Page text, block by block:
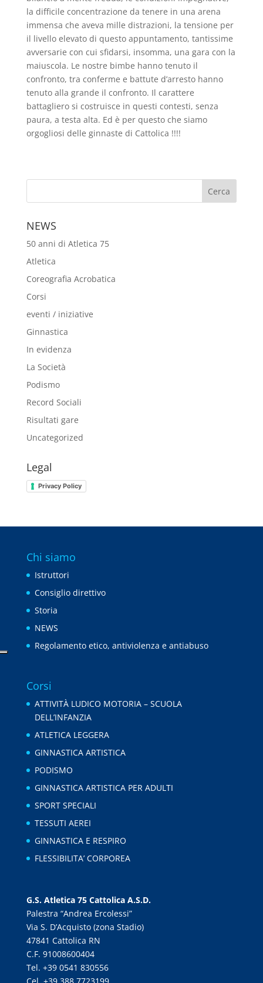
la difficile concentrazione da tenere in una arena
immensa che aveva mille distrazioni, la tensione per
il livello elevato di questo appuntamento, tantissime
avversarie con cui sfidarsi, insomma, una gara con la
maiuscola. Le nostre bimbe hanno tenuto il
confronto, tra conferme e battute d’arresto hanno
tenuto alla grande il confronto. Il carattere
battagliero si costruisce in questi contesti, senza
paura, a testa alta. Ed è per questo che siamo
orgogliosi delle ginnaste di Cattolica !!!!
NEWS
50 anni di Atletica 75
Atletica
Coreografia Acrobatica
Corsi
eventi / iniziative
Ginnastica
In evidenza
La Società
Podismo
Record Sociali
Risultati gare
Uncategorized
Legal
Privacy Policy
Chi siamo
Istruttori
Consiglio direttivo
Storia
NEWS
Regolamento etico, antiviolenza e antiabuso
Corsi
ATTIVITÀ LUDICO MOTORIA – SCUOLA
DELL’INFANZIA
ATLETICA LEGGERA
GINNASTICA ARTISTICA
PODISMO
GINNASTICA ARTISTICA PER ADULTI
SPORT SPECIALI
TESSUTI AEREI
GINNASTICA E RESPIRO
FLESSIBILITA’ CORPOREA
G.S. Atletica 75 Cattolica A.S.D.
Palestra “Andrea Ercolessi”
Via S. D’Acquisto (zona Stadio)
47841 Cattolica RN
C.F. 91008600404
Tel. +39 0541 830556